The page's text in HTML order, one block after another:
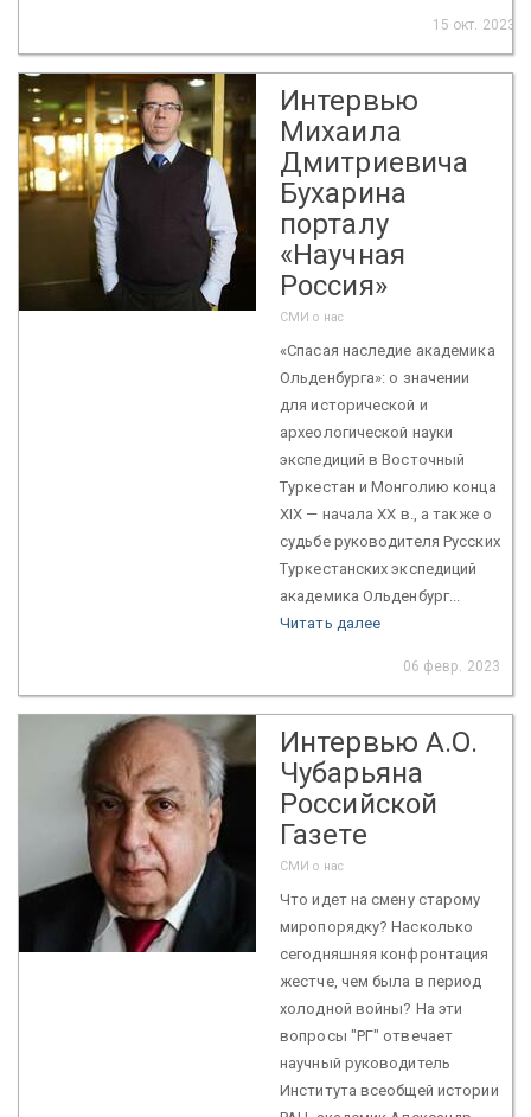
15 окт. 2023
Интервью
Михаила
Дмитриевича
Бухарина
порталу
«Научная
Россия»
СМИ о нас
«Спасая наследие академика
Ольденбурга»: о значении
для исторической и
археологической науки
экспедиций в Восточный
Туркестан и Монголию конца
XIX — начала XX в., а также о
судьбе руководителя Русских
Туркестанских экспедиций
академика Ольденбург...
Читать далее
06 февр. 2023
Интервью А.О.
Чубарьяна
Российской
Газете
СМИ о нас
Что идет на смену старому
миропорядку? Насколько
сегодняшняя конфронтация
жестче, чем была в период
холодной войны? На эти
вопросы "РГ" отвечает
научный руководитель
Института всеобщей истории